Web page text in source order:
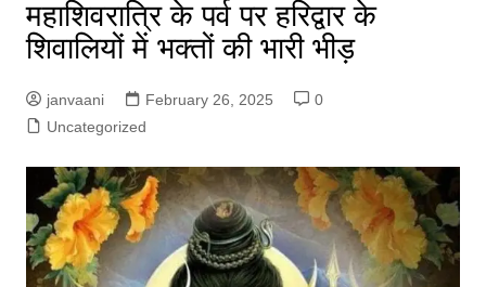
महाशिवरात्रि के पर्व पर हरिद्वार के
शिवालियों में भक्तों की भारी भीड़
janvaani February 26, 2025
0
Uncategorized